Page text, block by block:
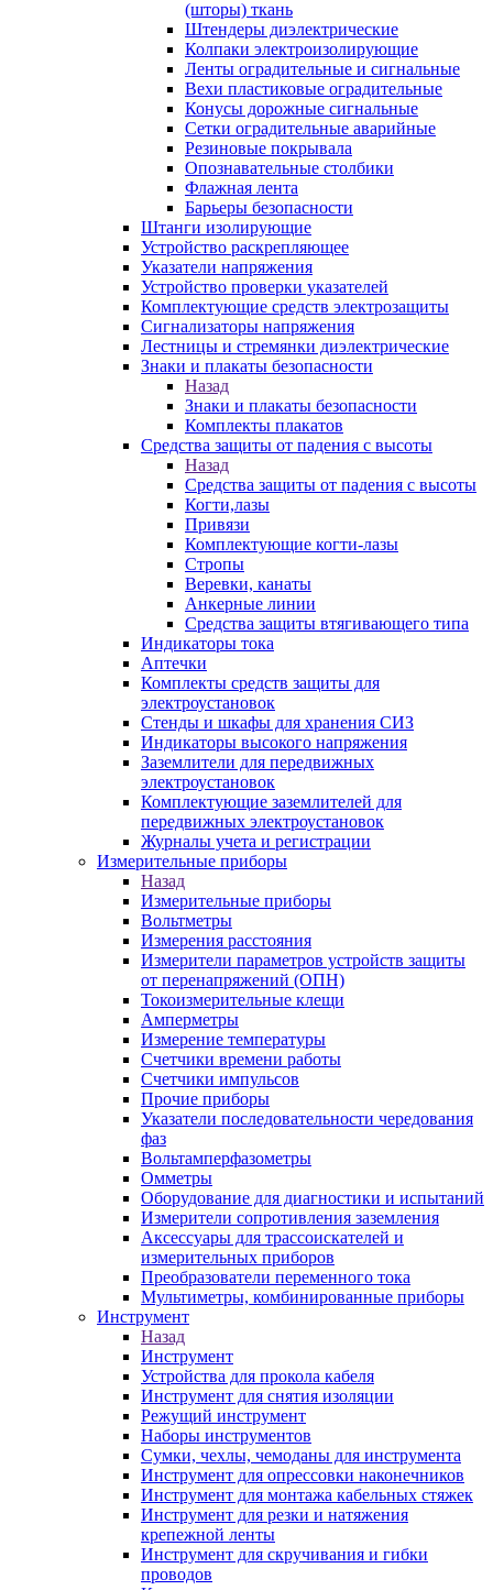
(шторы) ткань
Штендеры диэлектрические
Колпаки электроизолирующие
Ленты оградительные и сигнальные
Вехи пластиковые оградительные
Конусы дорожные сигнальные
Сетки оградительные аварийные
Резиновые покрывала
Опознавательные столбики
Флажная лента
Барьеры безопасности
Штанги изолирующие
Устройство раскрепляющее
Указатели напряжения
Устройство проверки указателей
Комплектующие средств электрозащиты
Сигнализаторы напряжения
Лестницы и стремянки диэлектрические
Знаки и плакаты безопасности
Назад
Знаки и плакаты безопасности
Комплекты плакатов
Средства защиты от падения с высоты
Назад
Средства защиты от падения с высоты
Когти,лазы
Привязи
Комплектующие когти-лазы
Стропы
Веревки, канаты
Анкерные линии
Средства защиты втягивающего типа
Индикаторы тока
Аптечки
Комплекты средств защиты для
электроустановок
Стенды и шкафы для хранения СИЗ
Индикаторы высокого напряжения
Заземлители для передвижных
электроустановок
Комплектующие заземлителей для
передвижных электроустановок
Журналы учета и регистрации
Измерительные приборы
Назад
Измерительные приборы
Вольтметры
Измерения расстояния
Измерители параметров устройств защиты
от перенапряжений (ОПН)
Токоизмерительные клещи
Амперметры
Измерение температуры
Счетчики времени работы
Счетчики импульсов
Прочие приборы
Указатели последовательности чередования
фаз
Вольтамперфазометры
Омметры
Оборудование для диагностики и испытаний
Измерители сопротивления заземления
Аксессуары для трассоискателей и
измерительных приборов
Преобразователи переменного тока
Мультиметры, комбинированные приборы
Инструмент
Назад
Инструмент
Устройства для прокола кабеля
Инструмент для снятия изоляции
Режущий инструмент
Наборы инструментов
Сумки, чехлы, чемоданы для инструмента
Инструмент для опрессовки наконечников
Инструмент для монтажа кабельных стяжек
Инструмент для резки и натяжения
крепежной ленты
Инструмент для скручивания и гибки
проводов